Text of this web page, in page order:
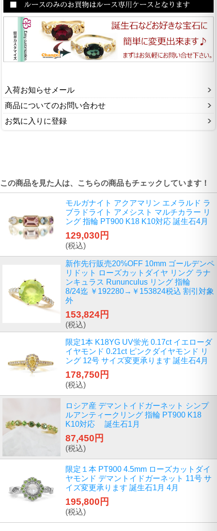
入荷お知らせメール
商品についてのお問い合わせ
お気に入りに登録
この商品を見た人は、こちらの商品もチェックしています！
モルガナイト アクアマリン エメラルド ラ
ブラドライト アメシスト マルチカラー リ
ング 指輪 PT900 K18 K10対応 誕生石4月
129,030円
(税込)
新作先行販売20%OFF 10mm ゴールデンペ
リドット ローズカットダイヤ リング ラナ
ンキュラス Rununculus リング 指輪
8/24迄 ￥192280→￥153824税込 割引対象
外
153,824円
(税込)
限定1本 K18YG UV蛍光 0.17ct イエローダ
イヤモンド 0.21ct ピンクダイヤモンド リ
ング 12号 サイズ変更承ります 誕生石4月
178,750円
(税込)
ロシア産 デマントイドガーネット シンプ
ルアンティークリング 指輪 PT900 K18
K10対応 誕生石1月
87,450円
(税込)
限定１本 PT900 4.5mm ローズカットダイ
ヤモンド デマントイドガーネット 11号 サ
イズ変更承ります 誕生石1月 4月
195,800円
(税込)